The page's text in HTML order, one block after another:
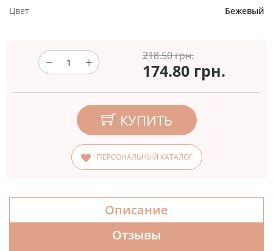
Цвет
Бежевый
218.50 грн.
174.80 грн.
КУПИТЬ
ПЕРСОНАЛЬНЫЙ КАТАЛОГ
Описание
Отзывы